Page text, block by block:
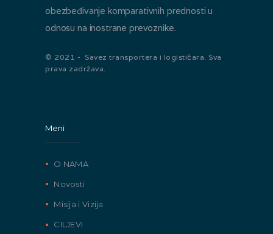
obezbeđivanje komparativnih prednosti u
odnosu na inostrane prevoznike.
© 2021 - Savez transportera i logističara. Sva
prava zadržava.
Meni
O NAMA
Novosti
Misija i Vizija
CILJEVI